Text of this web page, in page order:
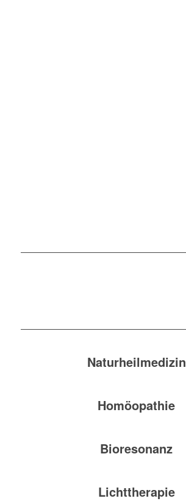
Naturheilmedizin
Homöopathie
Bioresonanz
Lichttherapie